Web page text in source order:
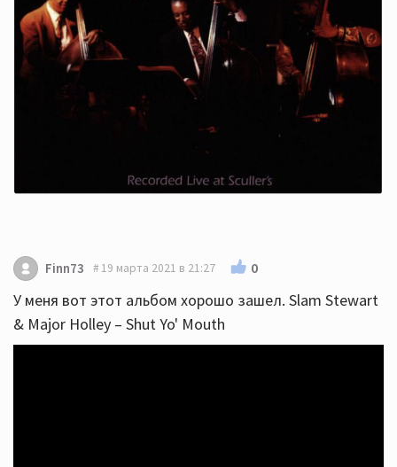
Finn73 19 марта 2021 в 21:27 0
У меня вот этот альбом хорошо зашел. Slam Stewart
& Major Holley ‎– Shut Yo' Mouth